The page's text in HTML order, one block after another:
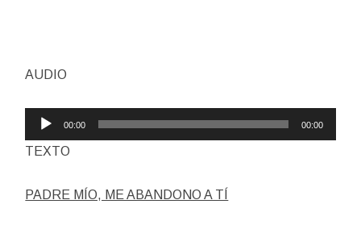
AUDIO
Reproductor
de
00:00 00:00
TEXTO
PADRE MÍO, ME ABANDONO A TÍ